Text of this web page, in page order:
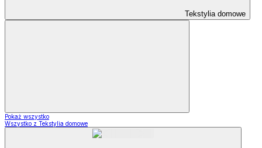
Tekstylia domowe
Pokaż wszystko
Wszystko z Tekstylia domowe